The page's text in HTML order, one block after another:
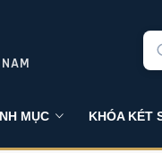
MỤC KHÓA KÉT